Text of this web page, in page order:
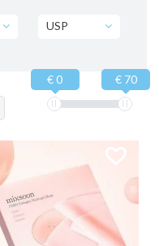
USP
€ 0 € 70